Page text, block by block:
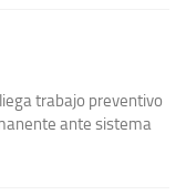
trabajo preventivo
ante sistema